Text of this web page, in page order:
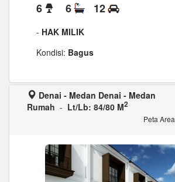
6 6 12
- HAK MILIK
Kondisi: Bagus
Denai - Medan Denai - Medan
Rumah - Lt/Lb: 84/80 M2
Peta Area